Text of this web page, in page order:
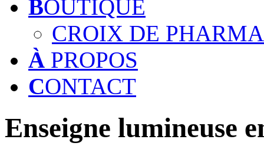
BOUTIQUE
CROIX DE
À PROPOS
CONTACT
Enseigne lumineuse